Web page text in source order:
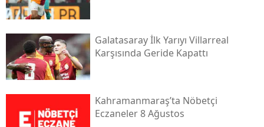
Galatasaray İlk Yarıyı Villarreal
Karşısında Geride Kapattı
Kahramanmaraş’ta Nöbetçi
Eczaneler 8 Ağustos